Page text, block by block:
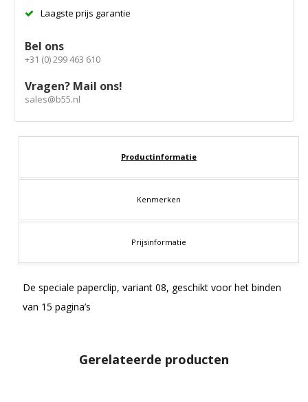
Laagste prijs garantie
Bel ons
+31 (0) 299 463 610
Vragen? Mail ons!
sales@b55.nl
Productinformatie
Kenmerken
Prijsinformatie
De speciale paperclip, variant 08, geschikt voor het binden
van 15 pagina’s
Gerelateerde producten